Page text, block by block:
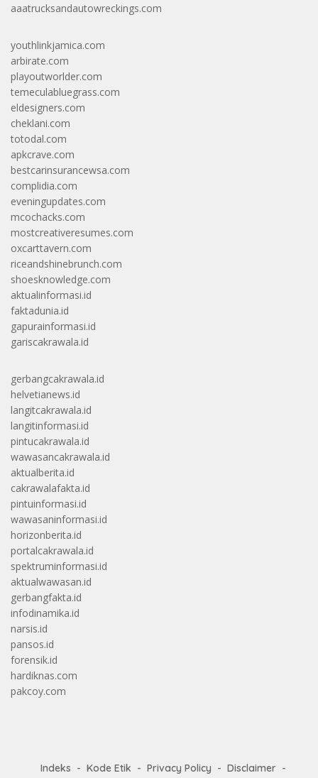
aaatrucksandautowreckings.com
youthlinkjamica.com
arbirate.com
playoutworlder.com
temeculabluegrass.com
eldesigners.com
cheklani.com
totodal.com
apkcrave.com
bestcarinsurancewsa.com
complidia.com
eveningupdates.com
mcochacks.com
mostcreativeresumes.com
oxcarttavern.com
riceandshinebrunch.com
shoesknowledge.com
aktualinformasi.id
faktadunia.id
gapurainformasi.id
gariscakrawala.id
gerbangcakrawala.id
helvetianews.id
langitcakrawala.id
langitinformasi.id
pintucakrawala.id
wawasancakrawala.id
aktualberita.id
cakrawalafakta.id
pintuinformasi.id
wawasaninformasi.id
horizonberita.id
portalcakrawala.id
spektruminformasi.id
aktualwawasan.id
gerbangfakta.id
infodinamika.id
narsis.id
pansos.id
forensik.id
hardiknas.com
pakcoy.com
Indeks Kode Etik Privacy Policy
Disclaimer